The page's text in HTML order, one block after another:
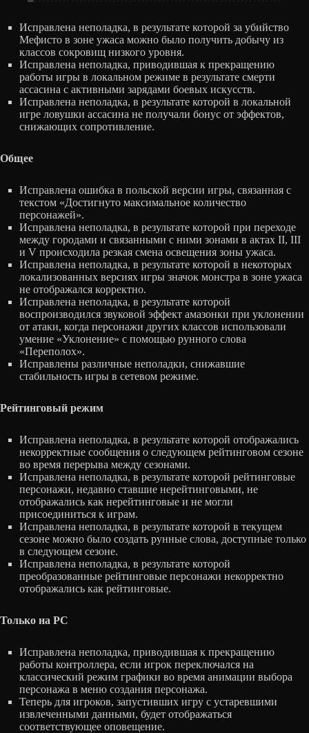
Исправлена неполадка, в результате которой за убийство
Мефисто в зоне ужаса можно было получить добычу из
классов сокровищ низкого уровня.
Исправлена неполадка, приводившая к прекращению
работы игры в локальном режиме в результате смерти
ассасина с активными зарядами боевых искусств.
Исправлена неполадка, в результате которой в локальной
игре ловушки ассасина не получали бонус от эффектов,
снижающих сопротивление.
Общее
Исправлена ошибка в польской версии игры, связанная с
текстом «Достигнуто максимальное количество
персонажей».
Исправлена неполадка, в результате которой при переходе
между городами и связанными с ними зонами в актах II, III
и V происходила резкая смена освещения зоны ужаса.
Исправлена неполадка, в результате которой в некоторых
локализованных версиях игры значок монстра в зоне ужаса
не отображался корректно.
Исправлена неполадка, в результате которой
воспроизводился звуковой эффект амазонки при уклонении
от атаки, когда персонажи других классов использовали
умение «Уклонение» с помощью рунного слова
«Переполох».
Исправлены различные неполадки, снижавшие
стабильность игры в сетевом режиме.
Рейтинговый режим
Исправлена неполадка, в результате которой отображались
некорректные сообщения о следующем рейтинговом сезоне
во время перерыва между сезонами.
Исправлена неполадка, в результате которой рейтинговые
персонажи, недавно ставшие нерейтинговыми, не
отображались как нерейтинговые и не могли
присоединиться к играм.
Исправлена неполадка, в результате которой в текущем
сезоне можно было создать рунные слова, доступные только
в следующем сезоне.
Исправлена неполадка, в результате которой
преобразованные рейтинговые персонажи некорректно
отображались как рейтинговые.
Только на PC
Исправлена неполадка, приводившая к прекращению
работы контроллера, если игрок переключался на
классический режим графики во время анимации выбора
персонажа в меню создания персонажа.
Теперь для игроков, запустивших игру с устаревшими
извлеченными данными, будет отображаться
соответствующее оповещение.